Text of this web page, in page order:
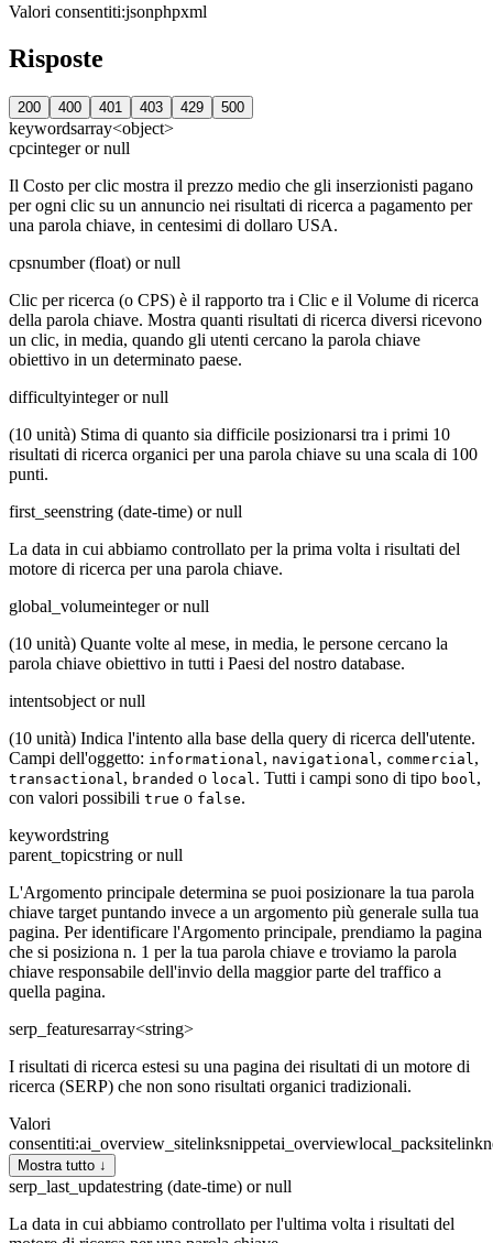
Valori consentiti:jsonphpxml
Risposte
200 400 401 403 429 500
keywordsarray<object>
cpcinteger or null
Il Costo per clic mostra il prezzo medio che gli inserzionisti pagano
per ogni clic su un annuncio nei risultati di ricerca a pagamento per
una parola chiave, in centesimi di dollaro USA.
cpsnumber (float) or null
Clic per ricerca (o CPS) è il rapporto tra i Clic e il Volume di ricerca
della parola chiave. Mostra quanti risultati di ricerca diversi ricevono
un clic, in media, quando gli utenti cercano la parola chiave
obiettivo in un determinato paese.
difficultyinteger or null
(10 unità) Stima di quanto sia difficile posizionarsi tra i primi 10
risultati di ricerca organici per una parola chiave su una scala di 100
punti.
first_seenstring (date-time) or null
La data in cui abbiamo controllato per la prima volta i risultati del
motore di ricerca per una parola chiave.
global_volumeinteger or null
(10 unità) Quante volte al mese, in media, le persone cercano la
parola chiave obiettivo in tutti i Paesi del nostro database.
intentsobject or null
(10 unità) Indica l'intento alla base della query di ricerca dell'utente.
Campi dell'oggetto: informational, navigational, commercial,
transactional, branded o local. Tutti i campi sono di tipo bool,
con valori possibili true o false.
keywordstring
parent_topicstring or null
L'Argomento principale determina se puoi posizionare la tua parola
chiave target puntando invece a un argomento più generale sulla tua
pagina. Per identificare l'Argomento principale, prendiamo la pagina
che si posiziona n. 1 per la tua parola chiave e troviamo la parola
chiave responsabile dell'invio della maggior parte del traffico a
quella pagina.
serp_featuresarray<string>
I risultati di ricerca estesi su una pagina dei risultati di un motore di
ricerca (SERP) che non sono risultati organici tradizionali.
Valori
consentiti:ai_overview_sitelinksnippetai_overviewlocal_packsitelink
Mostra tutto ↓
serp_last_updatestring (date-time) or null
La data in cui abbiamo controllato per l'ultima volta i risultati del